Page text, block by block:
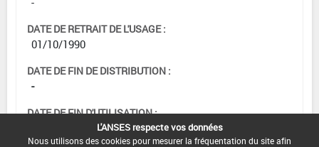
DATE DE RETRAIT DE L'USAGE :
01/10/1990
DATE DE FIN DE DISTRIBUTION :
-
DATE DE FIN D'UTILISATION :
L'ANSES respecte vos données
Nous utilisons des cookies pour mesurer la fréquentation du site afin